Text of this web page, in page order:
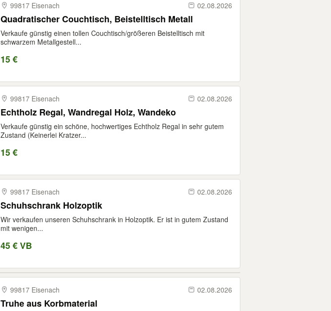
99817 Eisenach 02.08.2026
Quadratischer Couchtisch, Beistelltisch Metall
Verkaufe günstig einen tollen Couchtisch/größeren Beistelltisch mit
schwarzem Metallgestell...
15 €
99817 Eisenach 02.08.2026
Echtholz Regal, Wandregal Holz, Wandeko
Verkaufe günstig ein schöne, hochwertiges Echtholz Regal in sehr gutem
Zustand (Keinerlei Kratzer...
15 €
99817 Eisenach 02.08.2026
Schuhschrank Holzoptik
Wir verkaufen unseren Schuhschrank in Holzoptik. Er ist in gutem Zustand
mit wenigen...
45 € VB
99817 Eisenach 02.08.2026
Truhe aus Korbmaterial